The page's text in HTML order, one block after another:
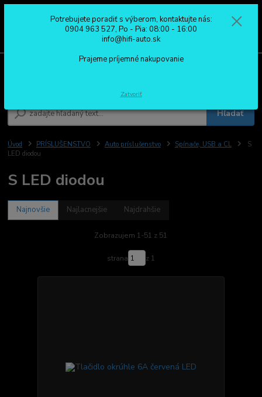
Hľadať
0904 963 527
Po - Pia: 08:00 - 16:00
Úvod PRÍSLUŠENSTVO Auto príslušenstvo Spínače, USB a CL
S
LED diodou
S LED diodou
Najnovšie Najlacnejšie Najdrahšie
Zobrazujem 1-51 z 51
strana z 1
Potrebujete poradiť s výberom, kontaktujte nás:
0904 963 527, Po - Pia: 08:00 - 16:00
info@hifi-auto.sk
Prajeme príjemné nakupovanie
Zatvoriť